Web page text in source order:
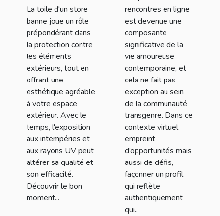
La toile d'un store
banne joue un rôle
prépondérant dans
la protection contre
les éléments
extérieurs, tout en
offrant une
esthétique agréable
à votre espace
extérieur. Avec le
temps, l'exposition
aux intempéries et
aux rayons UV peut
altérer sa qualité et
son efficacité.
Découvrir le bon
moment...
transgenres
rencontres en ligne
est devenue une
composante
significative de la
vie amoureuse
contemporaine, et
cela ne fait pas
exception au sein
de la communauté
transgenre. Dans ce
contexte virtuel
empreint
d’opportunités mais
aussi de défis,
façonner un profil
qui reflète
authentiquement
qui...